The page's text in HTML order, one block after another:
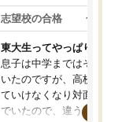
志望校の合格 合格
東大生ってやっぱりすご
息子は中学まではそこそ
いたのですが、高校に入
ていけなくなり対面の塾
でいたので、違うアプロ